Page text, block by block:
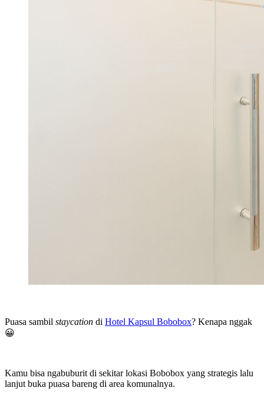
Puasa sambil staycation di Hotel Kapsul Bobobox? Kenapa nggak
😀
Kamu bisa ngabuburit di sekitar lokasi Bobobox yang strategis lalu
lanjut buka puasa bareng di area komunalnya.